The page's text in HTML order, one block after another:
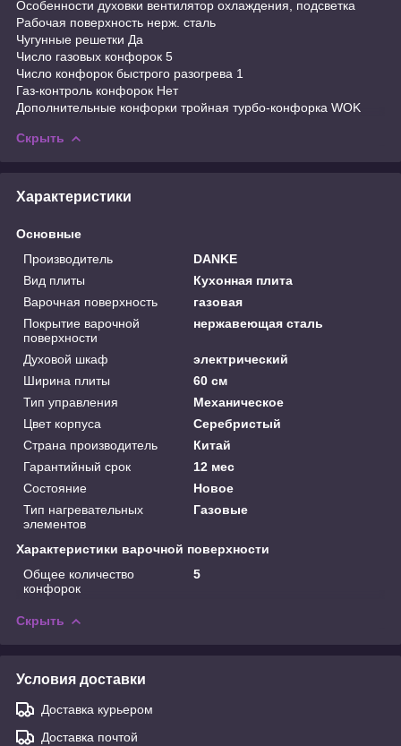
Особенности духовки вентилятор охлаждения, подсветка
Рабочая поверхность нерж. сталь
Чугунные решетки Да
Число газовых конфорок 5
Число конфорок быстрого разогрева 1
Газ-контроль конфорок Нет
Дополнительные конфорки тройная турбо-конфорка WOK
Скрыть
Характеристики
Основные
Производитель
DANKE
Вид плиты
Кухонная плита
Варочная поверхность
газовая
Покрытие варочной
поверхности
нержавеющая сталь
Духовой шкаф
электрический
Ширина плиты
60 см
Тип управления
Механическое
Цвет корпуса
Серебристый
Страна производитель
Китай
Гарантийный срок
12 мес
Состояние
Новое
Тип нагревательных
элементов
Газовые
Характеристики варочной поверхности
Общее количество
конфорок
5
Скрыть
Условия доставки
Доставка курьером
Доставка почтой